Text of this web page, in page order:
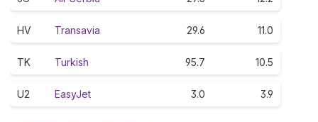
HV Transavia 29.6 11.0
TK Turkish 95.7 10.5
U2 EasyJet 3.0 3.9